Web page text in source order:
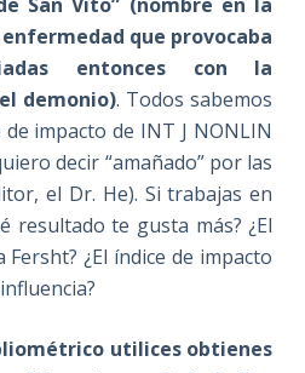
que provocaba
entonces con la
demonio). Todos sabemos
impacto de INT J NONLIN
decir “amañado” por las
el Dr. He). Si trabajas en
resultado te gusta más? ¿El
¿El índice de impacto
utilices obtienes